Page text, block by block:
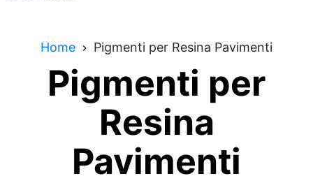
Home Pigmenti per Resina Pavimenti
Pigmenti per
Resina
Pavimenti